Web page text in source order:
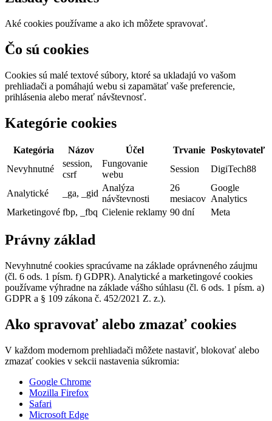
Aké cookies používame a ako ich môžete spravovať.
Čo sú cookies
Cookies sú malé textové súbory, ktoré sa ukladajú vo vašom
prehliadači a pomáhajú webu si zapamätať vaše preferencie,
prihlásenia alebo merať návštevnosť.
Kategórie cookies
Kategória Názov Účel Trvanie Poskytovateľ
Nevyhnutné
session,
csrf
Fungovanie
webu
Session DigiTech88
Analytické _ga, _gid
Analýza
návštevnosti
26
mesiacov
Google
Analytics
Marketingové fbp, _fbq Cielenie reklamy 90 dní Meta
Právny základ
Nevyhnutné cookies spracúvame na základe oprávneného záujmu
(čl. 6 ods. 1 písm. f) GDPR). Analytické a marketingové cookies
používame výhradne na základe vášho súhlasu (čl. 6 ods. 1 písm. a)
GDPR a § 109 zákona č. 452/2021 Z. z.).
Ako spravovať alebo zmazať cookies
V každom modernom prehliadači môžete nastaviť, blokovať alebo
zmazať cookies v sekcii nastavenia súkromia:
Google Chrome
Mozilla Firefox
Safari
Microsoft Edge